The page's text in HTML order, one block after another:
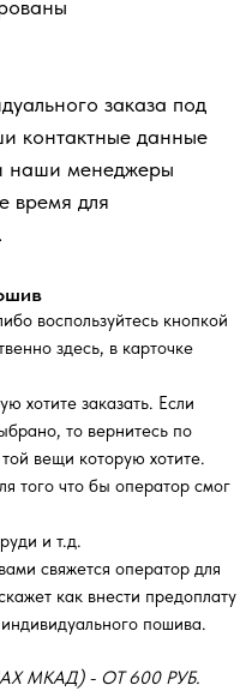
заказа под
контактные данные
наши менеджеры
время для
воспользуйтесь кнопкой
здесь, в карточке
хотите заказать. Если
то вернитесь по
вещи которую хотите.
того что бы оператор смог
и т.д.
свяжется оператор для
как внести предоплату
пошива.
МКАД) - ОТ 600 РУБ.